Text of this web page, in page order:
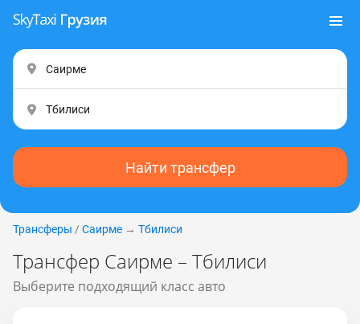
Найти трансфер
Трансферы / Саирме → Тбилиси
Трансфер Саирме – Тбилиси
Выберите подходящий класс авто